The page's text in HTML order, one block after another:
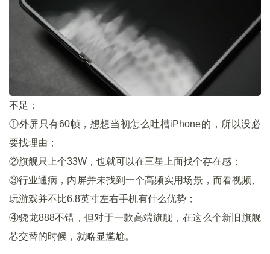
不足：
①外屏只有60帧，想想当初怎么吐槽iPhone的，所以没必
要找理由；
②旗舰只上个33W，也就可以在三星上面找个存在感；
③行业通病，内屏并未找到一个高频实用场景，而看视频、
玩游戏并不比6.8英寸左右手机有什么优势；
④骁龙888不错，但对于一款高端旗舰，在这么个新旧旗舰
芯交替的时候，就略显尴尬。